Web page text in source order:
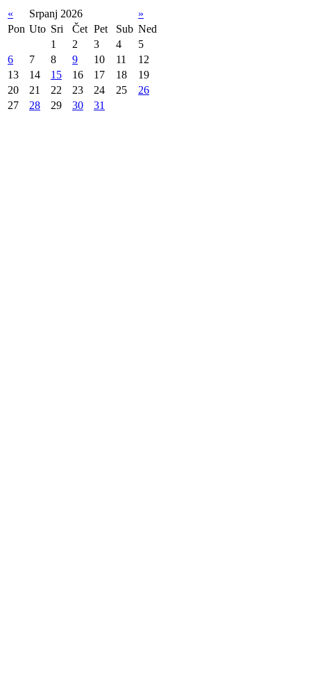
« Srpanj 2026
»
Pon Uto Sri Čet Pet Sub Ned
1
2 3 4
5
6
7 8 9 10 11
12
13
14 15 16 17 18
19
20
21 22 23 24 25
26
27
28 29 30 31